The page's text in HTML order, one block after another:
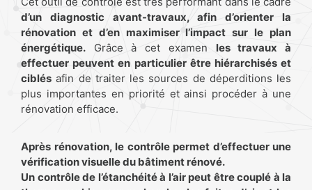
d’un diagnostic avant-travaux, afin d’orienter la
rénovation et d’en maximiser l’impact sur le plan
énergétique. Grâce à cet examen les travaux à
effectuer peuvent en particulier être hiérarchisés et
ciblés afin de traiter les sources de déperditions les
plus importantes en priorité et ainsi procéder à une
rénovation efficace.
Après rénovation, le contrôle permet d’effectuer une
vérification visuelle du bâtiment rénové.
Un contrôle de l’étanchéité à l’air peut être couplé à la